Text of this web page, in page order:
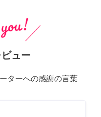
ュー
ターへの感謝の言葉